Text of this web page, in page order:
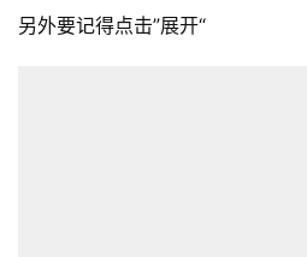
另外要记得点击”展开“